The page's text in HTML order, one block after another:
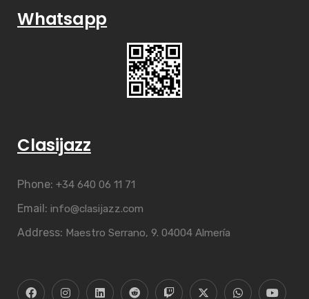
Whatsapp
Clasijazz
Phone: +34 640 06 11 71
Email: info@clasijazz.com
Address: Maestro Serrano, 9. 04004 Almería